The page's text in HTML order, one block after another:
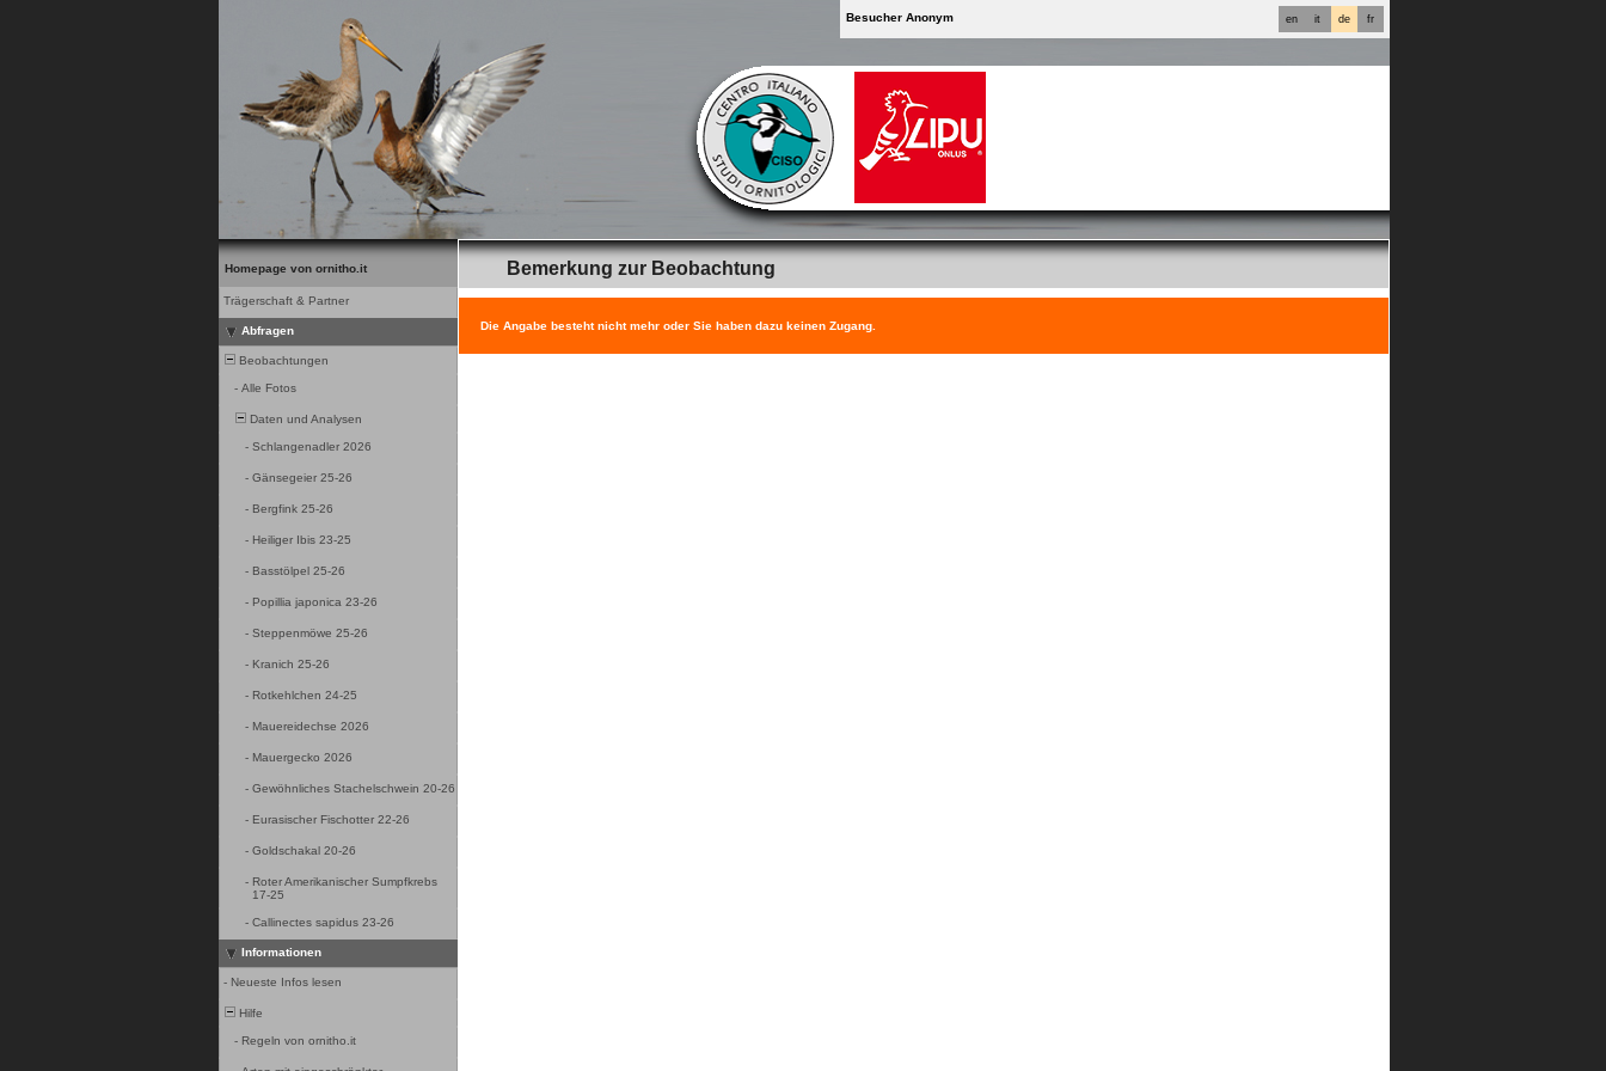
fr
de
it
en
Besucher Anonym
Homepage von ornitho.it
Trägerschaft & Partner
Abfragen
Beobachtungen
- Alle Fotos
Daten und Analysen
- Schlangenadler 2026
- Gänsegeier 25-26
- Bergfink 25-26
- Heiliger Ibis 23-25
- Basstölpel 25-26
- Popillia japonica 23-26
- Steppenmöwe 25-26
- Kranich 25-26
- Rotkehlchen 24-25
- Mauereidechse 2026
- Mauergecko 2026
- Gewöhnliches Stachelschwein 20-26
- Eurasischer Fischotter 22-26
- Goldschakal 20-26
- Roter Amerikanischer Sumpfkrebs
17-25
- Callinectes sapidus 23-26
Informationen
- Neueste Infos lesen
Hilfe
- Regeln von ornitho.it
Bemerkung zur Beobachtung
Die Angabe besteht nicht mehr oder Sie haben dazu keinen Zugang.